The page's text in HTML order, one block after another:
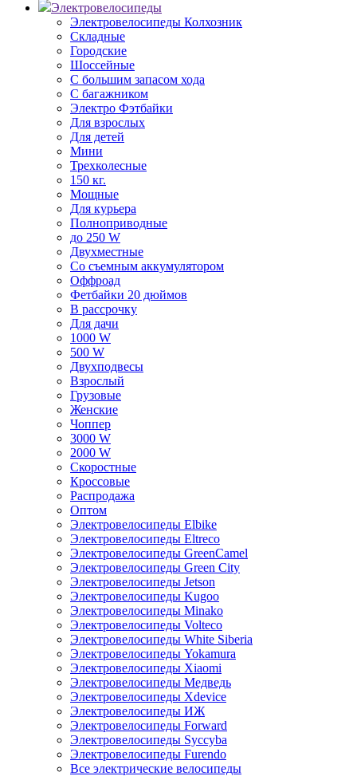
Электровелосипеды
Электровелосипеды Колхозник
Складные
Городские
Шоссейные
С большим запасом хода
С багажником
Электро Фэтбайки
Для взрослых
Для детей
Мини
Трехколесные
150 кг.
Мощные
Для курьера
Полноприводные
до 250 W
Двухместные
Со съемным аккумулятором
Оффроад
Фетбайки 20 дюймов
В рассрочку
Для дачи
1000 W
500 W
Двухподвесы
Взрослый
Грузовые
Женские
Чоппер
3000 W
2000 W
Скоростные
Кроссовые
Распродажа
Оптом
Электровелосипеды Elbike
Электровелосипеды Eltreco
Электровелосипеды GreenCamel
Электровелосипеды Green City
Электровелосипеды Jetson
Электровелосипеды Kugoo
Электровелосипеды Minako
Электровелосипеды Volteco
Электровелосипеды White Siberia
Электровелосипеды Yokamura
Электровелосипеды Xiaomi
Электровелосипеды Медведь
Электровелосипеды Xdevice
Электровелосипеды ИЖ
Электровелосипеды Forward
Электровелосипеды Syccyba
Электровелосипеды Furendo
Все электрические велосипеды